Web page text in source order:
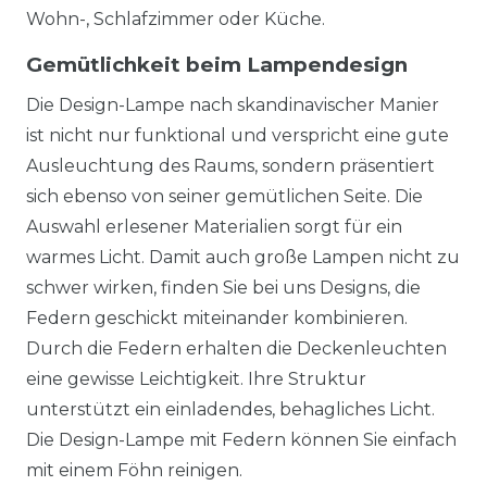
Wohn-, Schlafzimmer oder Küche.
Gemütlichkeit beim Lampendesign
Die Design-Lampe nach skandinavischer Manier
ist nicht nur funktional und verspricht eine gute
Ausleuchtung des Raums, sondern präsentiert
sich ebenso von seiner gemütlichen Seite. Die
Auswahl erlesener Materialien sorgt für ein
warmes Licht. Damit auch große Lampen nicht zu
schwer wirken, finden Sie bei uns Designs, die
Federn geschickt miteinander kombinieren.
Durch die Federn erhalten die Deckenleuchten
eine gewisse Leichtigkeit. Ihre Struktur
unterstützt ein einladendes, behagliches Licht.
Die Design-Lampe mit Federn können Sie einfach
mit einem Föhn reinigen.